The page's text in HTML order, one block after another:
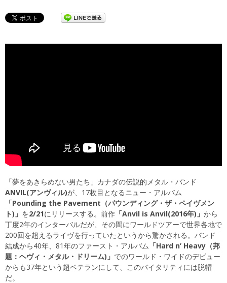
「夢をあきらめない男たち」カナダの伝説的メタル・バンド
ANVIL(アンヴィル)が、17枚目となるニュー・アルバム
「Pounding the Pavement（パウンディング・ザ・ペイヴメン
ト)」 を2/21にリリースする。前作 「Anvil is Anvil(2016年)」 から
丁度2年のインターバルだが、その間にワールドツアーで世界各地で
200回を超えるライヴを行っていたというから驚かされる。バンド
結成から40年、81年のファースト・アルバム 「Hard n’ Heavy（邦
題：ヘヴィ・メタル・ドリーム)」 でのワールド・ワイドのデビュー
からも37年という超ベテランにして、このバイタリティには脱帽
だ。